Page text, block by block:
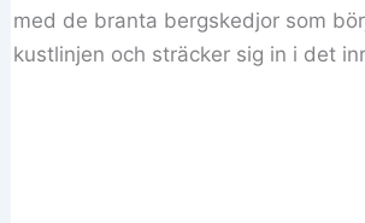
med de branta bergskedjor som
kustlinjen och sträcker sig in i det